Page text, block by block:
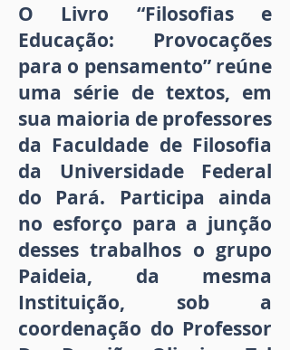
O Livro “Filosofias e
Educação: Provocações
para o pensamento” reúne
uma série de textos, em
sua maioria de professores
da Faculdade de Filosofia
da Universidade Federal
do Pará. Participa ainda
no esforço para a junção
desses trabalhos o grupo
Paideia, da mesma
Instituição, sob a
coordenação do Professor